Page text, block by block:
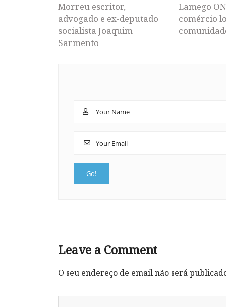
Morreu escritor,
advogado e ex-deputado
socialista Joaquim
Sarmento
Lamego
comércio
Leave a Comment
O seu endereço de email não será